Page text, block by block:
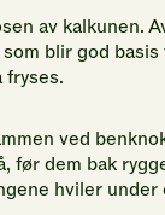
av kalkunen.
blir god basis
fryses.
ved
før dem bak
hviler